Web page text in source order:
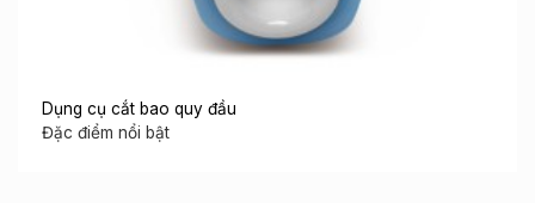
Dụng cụ cắt bao quy đầu
Đặc điểm nổi bật